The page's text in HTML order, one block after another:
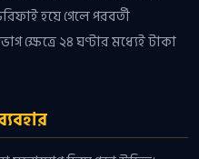
হয়ে গেলে পরবর্তী
ক্ষেত্রে ২৪ ঘণ্টার মধ্যেই টাকা